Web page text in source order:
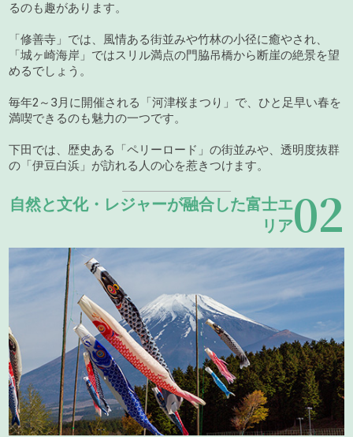
るのも趣があります。
「修善寺」では、風情ある街並みや竹林の小径に癒やされ、
「城ヶ崎海岸」ではスリル満点の門脇吊橋から断崖の絶景を望
めるでしょう。
毎年2～3月に開催される「河津桜まつり」で、ひと足早い春を
満喫できるのも魅力の一つです。
下田では、歴史ある「ペリーロード」の街並みや、透明度抜群
の「伊豆白浜」が訪れる人の心を惹きつけます。
02
自然と文化・レジャーが融合した富士エ
リア